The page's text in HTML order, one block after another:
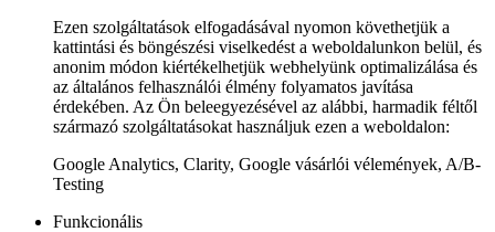
Ezen szolgáltatások elfogadásával nyomon követhetjük a
kattintási és böngészési viselkedést a weboldalunkon belül, és
anonim módon kiértékelhetjük webhelyünk optimalizálása és
az általános felhasználói élmény folyamatos javítása
érdekében. Az Ön beleegyezésével az alábbi, harmadik féltől
származó szolgáltatásokat használjuk ezen a weboldalon:
Google Analytics, Clarity, Google vásárlói vélemények, A/B-
Testing
Funkcionális